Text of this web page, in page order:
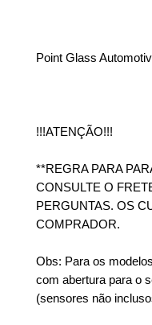
Point Glass
!!!ATENÇÃO!!!
**REGRA PARA
CONSULTE O
PERGUNTAS. OS
COMPRADOR.
Obs: Para os
com abertura para o
(sensores não